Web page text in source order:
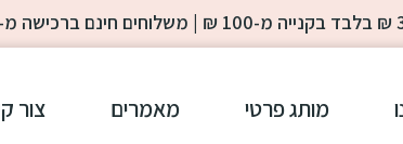
מותג פרטי מאמרים צור